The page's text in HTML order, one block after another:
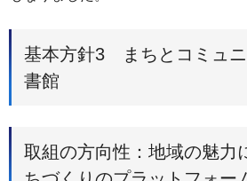
基本方針3 まちとコミュニ
書館
取組の方向性：地域の魅力